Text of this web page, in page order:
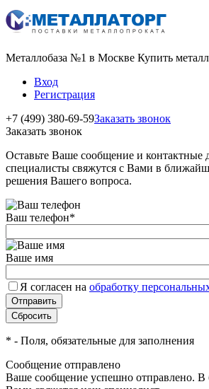
Металлобаза №1 в Москве Купить металл
Вход
Регистрация
+7 (499) 380-69-59Заказать звонок
Заказать звонок
Оставьте Ваше сообщение и
специалисты свяжутся с Вами в
решения Вашего вопроса.
Ваш телефон*
Ваше имя
Я согласен на обработку
* - Поля, обязательные для заполнения
Сообщение отправлено
Ваше сообщение успешно отправлено. В